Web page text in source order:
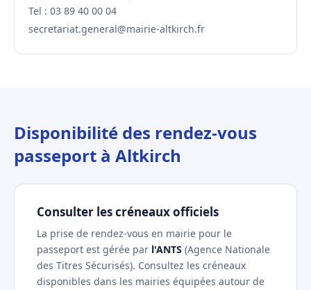
Tel : 03 89 40 00 04
secretariat.general@mairie-altkirch.fr
Disponibilité des rendez-vous
passeport à Altkirch
Consulter les créneaux officiels
La prise de rendez-vous en mairie pour le
passeport est gérée par l'ANTS (Agence Nationale
des Titres Sécurisés). Consultez les créneaux
disponibles dans les mairies équipées autour de